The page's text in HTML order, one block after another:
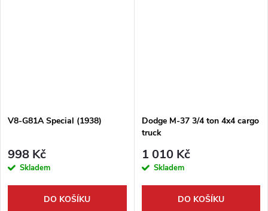
V8-G81A Special (1938)
998 Kč
Skladem
DO KOŠÍKU
Dodge M-37 3/4 ton 4x4 cargo
truck
1 010 Kč
Skladem
DO KOŠÍKU